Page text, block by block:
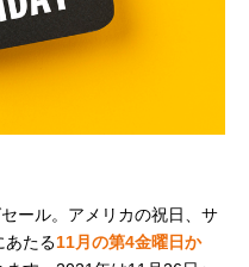
ール。アメリカの祝日、サ
あたる11月の第4金曜日か